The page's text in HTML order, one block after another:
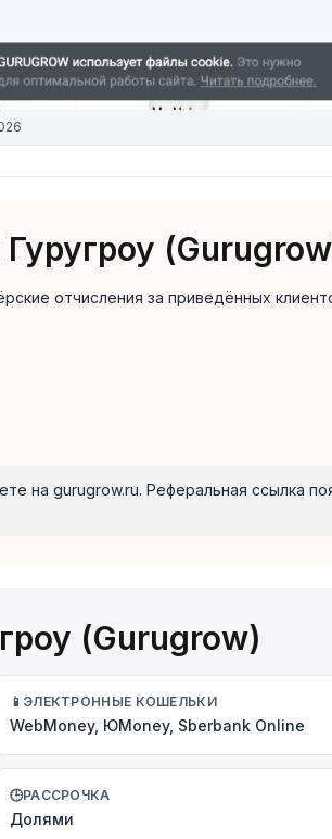
отчисления за приведённых
на gurugrow.ru. Реферальная ссылка
(Gurugrow)
📱 ЭЛЕКТРОННЫЕ КОШЕЛЬКИ
WebMoney, ЮMoney, Sberbank Online
🕒РАССРОЧКА
Долями